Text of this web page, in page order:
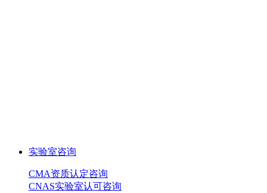
实验室咨询
CMA资质认定咨询
CNAS实验室认可咨询